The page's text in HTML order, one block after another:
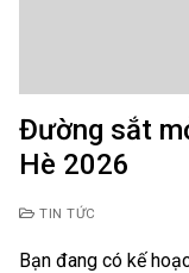
Đường sắt
Hè 2026
TIN TỨC
Bạn đang có kế